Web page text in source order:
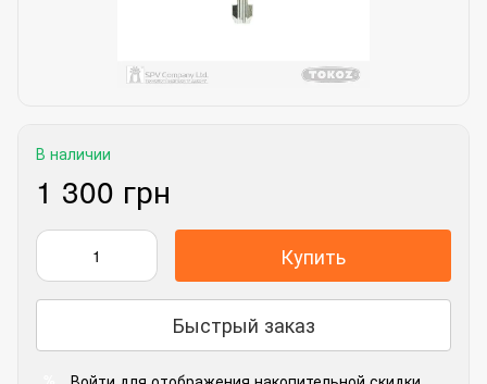
В наличии
1 300 грн
Купить
Быстрый заказ